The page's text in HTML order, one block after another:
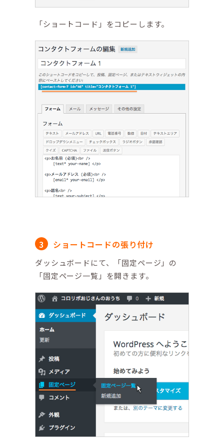
「ショートコード」をコピーします。
ショートコードの張り付け
ダッシュボードにて、「固定ページ」の
「固定ページ一覧」を開きます。